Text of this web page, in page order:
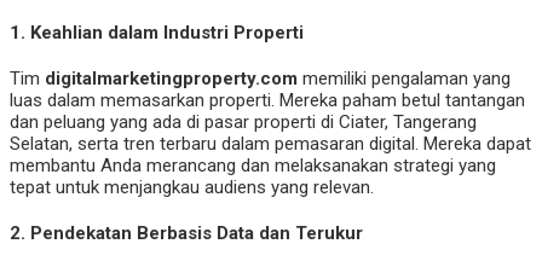
1. Keahlian dalam Industri Properti
Tim digitalmarketingproperty.com memiliki pengalaman yang
luas dalam memasarkan properti. Mereka paham betul tantangan
dan peluang yang ada di pasar properti di Ciater, Tangerang
Selatan, serta tren terbaru dalam pemasaran digital. Mereka dapat
membantu Anda merancang dan melaksanakan strategi yang
tepat untuk menjangkau audiens yang relevan.
2. Pendekatan Berbasis Data dan Terukur